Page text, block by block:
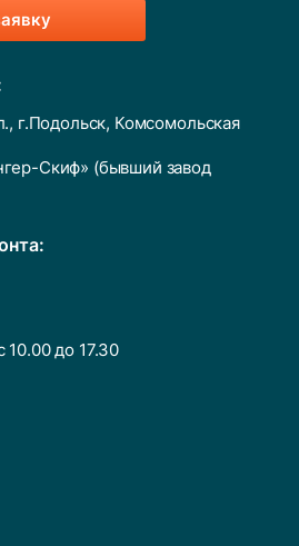
г.Подольск, Комсомольская
Скиф» (бывший завод
10.00 до 17.30